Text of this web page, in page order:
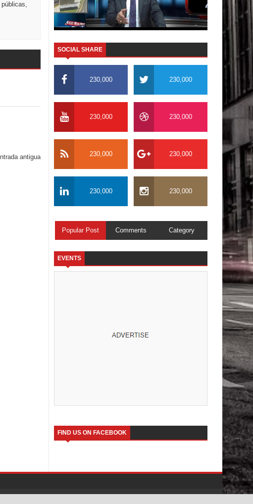
antigua
SOCIAL SHARE
230,000 230,000
230,000 230,000
230,000 230,000
230,000 230,000
Popular Post Comments Category
EVENTS
FIND US ON FACEBOOK